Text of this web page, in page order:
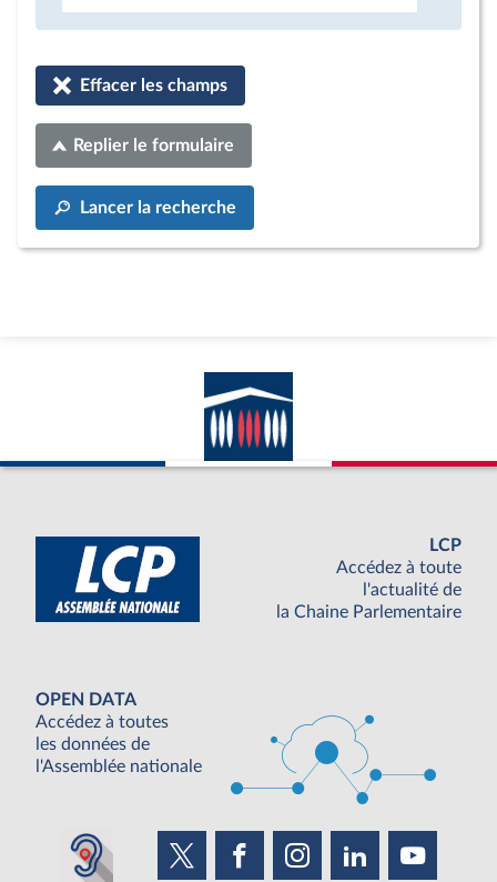
Effacer les champs
Replier le formulaire
Lancer la recherche
LCP
Accédez à toute
l'actualité de
la Chaine Parlementaire
OPEN DATA
Accédez à toutes
les données de
l'Assemblée nationale